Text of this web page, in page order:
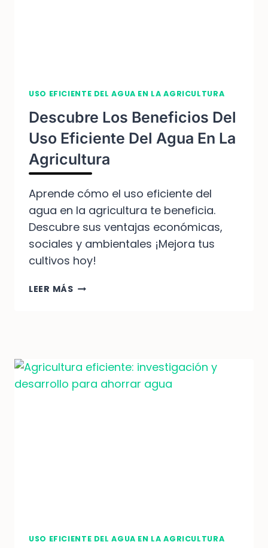
USO EFICIENTE DEL AGUA EN LA AGRICULTURA
Descubre Los Beneficios Del
Uso Eficiente Del Agua En La
Agricultura
Aprende cómo el uso eficiente del
agua en la agricultura te beneficia.
Descubre sus ventajas económicas,
sociales y ambientales ¡Mejora tus
cultivos hoy!
LEER MÁSDESCUBRE
DEL
AGUA
USO EFICIENTE DEL AGUA EN LA AGRICULTURA